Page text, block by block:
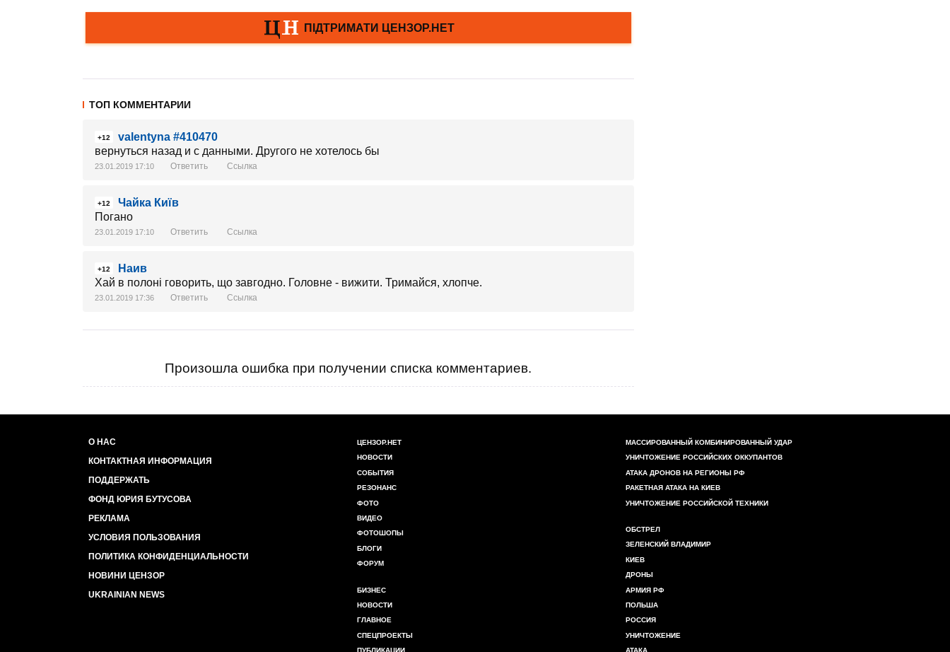
ТОП КОММЕНТАРИИ
+12
valentyna #410470
вернуться назад и с данными. Другого не хотелось бы
23.01.2019 17:10 Ответить Ссылка
+12
Чайка Київ
Погано
23.01.2019 17:10 Ответить Ссылка
+12
Наив
Хай в полоні говорить, що завгодно. Головне - вижити. Тримайся, хлопче.
23.01.2019 17:36 Ответить Ссылка
Произошла ошибка при получении списка комментариев.
О НАС
КОНТАКТНАЯ ИНФОРМАЦИЯ
ПОДДЕРЖАТЬ
ФОНД ЮРИЯ БУТУСОВА
РЕКЛАМА
УСЛОВИЯ ПОЛЬЗОВАНИЯ
ПОЛИТИКА КОНФИДЕНЦИАЛЬНОСТИ
НОВИНИ ЦЕНЗОР
UKRAINIAN NEWS
ЦЕНЗОР.НЕТ
НОВОСТИ
СОБЫТИЯ
РЕЗОНАНС
ФОТО
ВИДЕО
ФОТОШОПЫ
БЛОГИ
ФОРУМ
БИЗНЕС
НОВОСТИ
ГЛАВНОЕ
СПЕЦПРОЕКТЫ
ПУБЛИКАЦИИ
МАССИРОВАННЫЙ КОМБИНИРОВАННЫЙ УДАР
УНИЧТОЖЕНИЕ РОССИЙСКИХ ОККУПАНТОВ
АТАКА ДРОНОВ НА РЕГИОНЫ РФ
РАКЕТНАЯ АТАКА НА КИЕВ
УНИЧТОЖЕНИЕ РОССИЙСКОЙ ТЕХНИКИ
ОБСТРЕЛ
ЗЕЛЕНСКИЙ ВЛАДИМИР
КИЕВ
ДРОНЫ
АРМИЯ РФ
ПОЛЬША
РОССИЯ
УНИЧТОЖЕНИЕ
АТАКА